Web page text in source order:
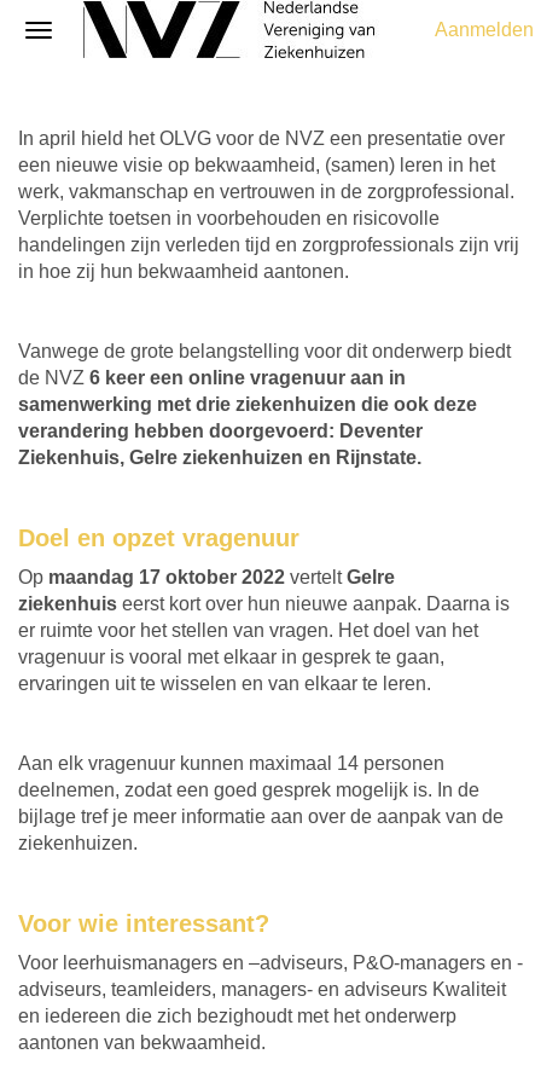
Aanmelden
In april hield het OLVG voor de NVZ een presentatie over
een nieuwe visie op bekwaamheid, (samen) leren in het
werk, vakmanschap en vertrouwen in de zorgprofessional.
Verplichte toetsen in voorbehouden en risicovolle
handelingen zijn verleden tijd en zorgprofessionals zijn vrij
in hoe zij hun bekwaamheid aantonen.
Vanwege de grote belangstelling voor dit onderwerp biedt
de NVZ 6 keer een online vragenuur aan in
samenwerking met drie ziekenhuizen die ook deze
verandering hebben doorgevoerd: Deventer
Ziekenhuis, Gelre ziekenhuizen en Rijnstate.
Doel en opzet vragenuur
Op maandag 17 oktober 2022 verteltGelre
ziekenhuis eerst kort over hun nieuwe aanpak. Daarna is
er ruimte voor het stellen van vragen. Het doel van het
vragenuur is vooral met elkaar in gesprek te gaan,
ervaringen uit te wisselen en van elkaar te leren.
Aan elk vragenuur kunnen maximaal 14 personen
deelnemen, zodat een goed gesprek mogelijk is. In de
bijlage tref je meer informatie aan over de aanpak van de
ziekenhuizen.
Voor wie interessant?
Voor leerhuismanagers en –adviseurs, P&O-managers en -
adviseurs, teamleiders, managers- en adviseurs Kwaliteit
en iedereen die zich bezighoudt met het onderwerp
aantonen van bekwaamheid.